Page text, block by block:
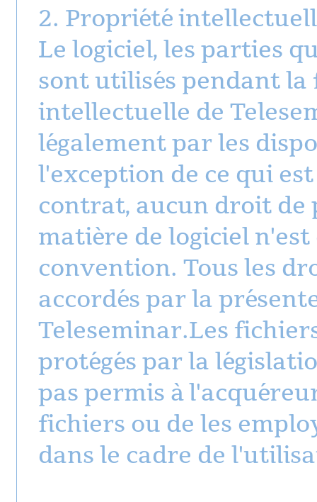
2. Propriété
Le logiciel, les parties
sont utilisés pendant
intellectuelle de
légalement par les
l'exception de ce qui
contrat, aucun droit
matière de logiciel
convention. Tous les
accordés par la
Teleseminar.Les
protégés par la
pas permis à
fichiers ou de les
dans le cadre de